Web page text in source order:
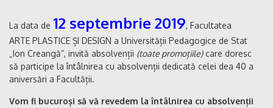
La data de 12 septembrie 2019, Facultatea
ARTE PLASTICE ȘI DESIGN a Universității Pedagogice de Stat
„Ion Creangă”, invită absolvenții (toate promoțiile)care doresc
să participe la întâlnirea cu absolvenții dedicată celei dea 40 a
aniversări a Facultății.
Vom fi bucuroși să vă revedem la întâlnirea cu absolvenții